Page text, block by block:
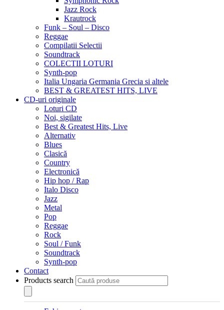
Jazz Rock
Krautrock
Funk – Soul – Disco
Reggae
Compilatii Selectii
Soundtrack
COLECTII LOTURI
Synth-pop
Italia Ungaria Germania Grecia si altele
BEST & GREATEST HITS, LIVE
CD-uri originale
Loturi CD
Noi, sigilate
Best & Greatest Hits, Live
Alternativ
Blues
Clasică
Country
Electronică
Hip hop / Rap
Italo Disco
Jazz
Metal
Pop
Reggae
Rock
Soul / Funk
Soundtrack
Synth-pop
Contact
Products search